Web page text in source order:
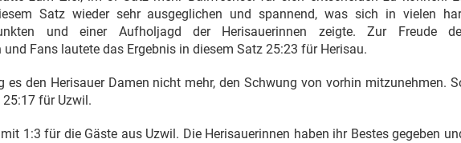
Satz wieder sehr ausgeglichen und spannend, was sich in vielen
und einer Aufholjagd der Herisauerinnen zeigte. Zur Freude
und Fans lautete das Ergebnis in diesem Satz 25:23 für Herisau.
es den Herisauer Damen nicht mehr, den Schwung von vorhin mitzunehmen.
für Uzwil.
1:3 für die Gäste aus Uzwil. Die Herisauerinnen haben ihr Bestes gegeben